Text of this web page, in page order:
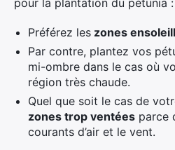
pour la plantation du pétunia :
Préférez les zones
Par contre, plantez vos
mi-ombre dans le cas où
région très chaude.
Quel que soit le cas de
zones trop ventées parce
courants d’air et le vent.